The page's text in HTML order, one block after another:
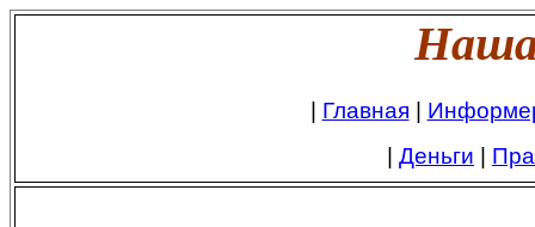
Наша
| Главная |
| Деньги |